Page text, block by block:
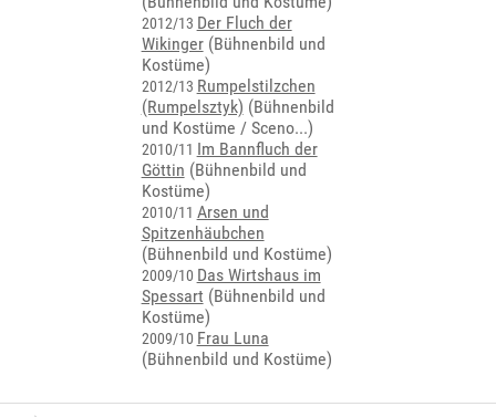
2012/13 Der Fluch der
Wikinger(Bühnenbild und
Kostüme)
2012/13 Rumpelstilzchen
(Rumpelsztyk) (Bühnenbild
und Kostüme / Sceno...)
2010/11 Im Bannfluch der
Göttin (Bühnenbild und
Kostüme)
2010/11 Arsen und
Spitzenhäubchen
(Bühnenbild und Kostüme)
2009/10 Das Wirtshaus im
Spessart (Bühnenbild und
Kostüme)
2009/10 Frau Luna
(Bühnenbild und Kostüme)